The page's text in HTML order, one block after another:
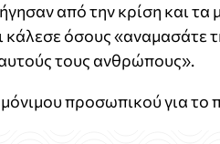
από την κρίση και
κάλεσε όσους «αναμασάτε
τους ανθρώπους».
προσωπικού για